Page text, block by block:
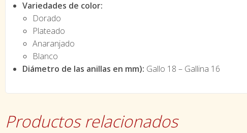
Variedades de color:
Dorado
Plateado
Anaranjado
Blanco
Diámetro de las anillas en mm): Gallo 18 – Gallina 16
Productos relacionados